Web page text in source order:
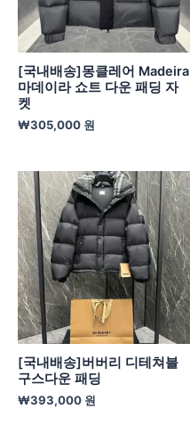
[국내배송]몽클레어 Madeira
마데이라 쇼트 다운 패딩 자
켓
₩305,000 원
[국내배송]버버리 디테쳐블
구스다운 패딩
₩393,000 원